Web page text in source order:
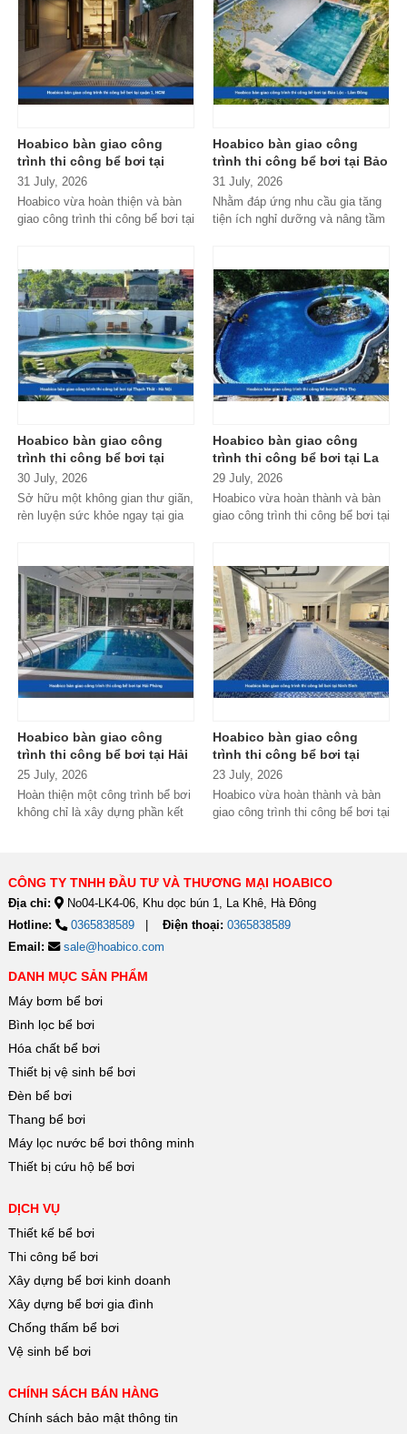
Hoabico bàn giao công
trình thi công bể bơi tại
quận 1, HCM
31 July, 2026
Hoabico vừa hoàn thiện và bàn
giao công trình thi công bể bơi tại
Hoabico bàn giao công
trình thi công bể bơi tại Bảo
Lộc - Lâm Đồng
31 July, 2026
Nhằm đáp ứng nhu cầu gia tăng
tiện ích nghỉ dưỡng và nâng tầm
Hoabico bàn giao công
trình thi công bể bơi tại
Thạch Thất - Hà Nội
30 July, 2026
Sở hữu một không gian thư giãn,
rèn luyện sức khỏe ngay tại gia
Hoabico bàn giao công
trình thi công bể bơi tại La
Phủ - Phú Thọ
29 July, 2026
Hoabico vừa hoàn thành và bàn
giao công trình thi công bể bơi tại
Hoabico bàn giao công
trình thi công bể bơi tại Hải
Phòng
25 July, 2026
Hoàn thiện một công trình bể bơi
không chỉ là xây dựng phần kết
Hoabico bàn giao công
trình thi công bể bơi tại
Ninh Bình
23 July, 2026
Hoabico vừa hoàn thành và bàn
giao công trình thi công bể bơi tại
CÔNG TY TNHH ĐẦU TƯ VÀ THƯƠNG MẠI HOABICO
Địa chỉ:
No04-LK4-06, Khu dọc bún 1, La Khê, Hà Đông
Hotline:
0365838589 Điện thoại: 0365838589
Email:
sale@hoabico.com
DANH MỤC SẢN PHẨM
Máy bơm bể bơi
Bình lọc bể bơi
Hóa chất bể bơi
Thiết bị vệ sinh bể bơi
Đèn bể bơi
Thang bể bơi
Máy lọc nước bể bơi thông minh
Thiết bị cứu hộ bể bơi
DỊCH VỤ
Thiết kế bể bơi
Thi công bể bơi
Xây dựng bể bơi kinh doanh
Xây dựng bể bơi gia đình
Chống thấm bể bơi
Vệ sinh bể bơi
CHÍNH SÁCH BÁN HÀNG
Chính sách bảo mật thông tin